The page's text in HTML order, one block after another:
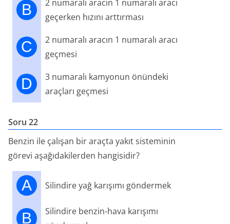
B
2 numaralı aracın 1 numaralı aracı
geçerken hızını arttırması
C
2 numaralı aracın 1 numaralı aracı
geçmesi
D
3 numaralı kamyonun önündeki
araçları geçmesi
Soru 22
Benzin ile çalışan bir araçta yakıt sisteminin
görevi aşağıdakilerden hangisidir?
A Silindire yağ karışımı göndermek
B
Silindire benzin-hava karışımı